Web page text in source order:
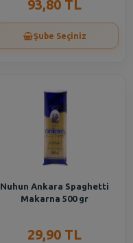
93,80 TL
Şube Seçiniz
Nuhun Ankara Spaghetti
Makarna 500 gr
29,90 TL